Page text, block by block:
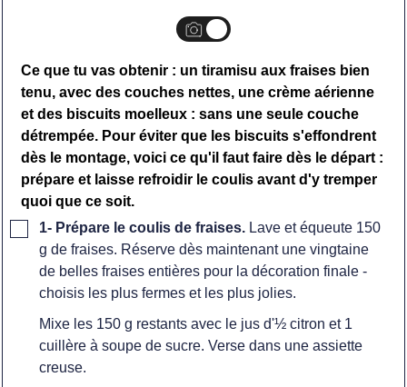
Ce que tu vas obtenir : un tiramisu aux fraises bien
tenu, avec des couches nettes, une crème aérienne
et des biscuits moelleux : sans une seule couche
détrempée. Pour éviter que les biscuits s'effondrent
dès le montage, voici ce qu'il faut faire dès le départ :
prépare et laisse refroidir le coulis avant d'y tremper
quoi que ce soit.
▢
1- Prépare le coulis de fraises. Lave et équeute 150
g de fraises. Réserve dès maintenant une vingtaine
de belles fraises entières pour la décoration finale -
choisis les plus fermes et les plus jolies.
Mixe les 150 g restants avec le jus d'½ citron et 1
cuillère à soupe de sucre. Verse dans une assiette
creuse.